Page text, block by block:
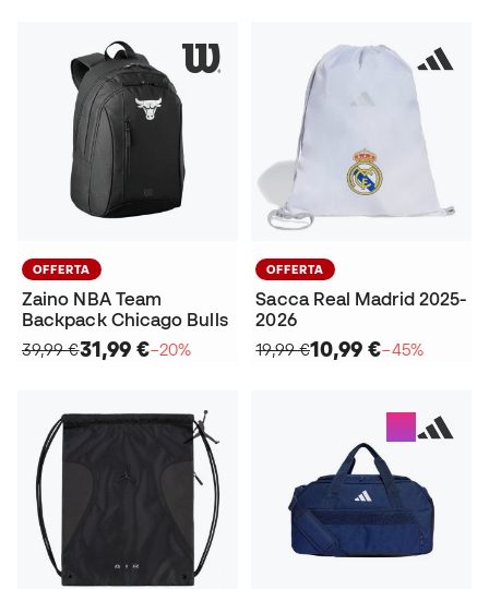
OFFERTA
Zaino NBA Team
Backpack Chicago Bulls
39,99 €31,99 €−20%
OFFERTA
Sacca Real Madrid 2025-
2026
19,99 €10,99 €−45%